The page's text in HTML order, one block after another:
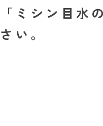
「ミシン目
さい。